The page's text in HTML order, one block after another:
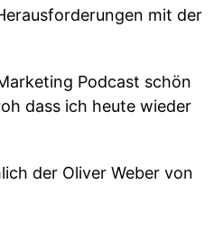
mit der
Podcast schön
dass ich heute wieder
der Oliver Weber von